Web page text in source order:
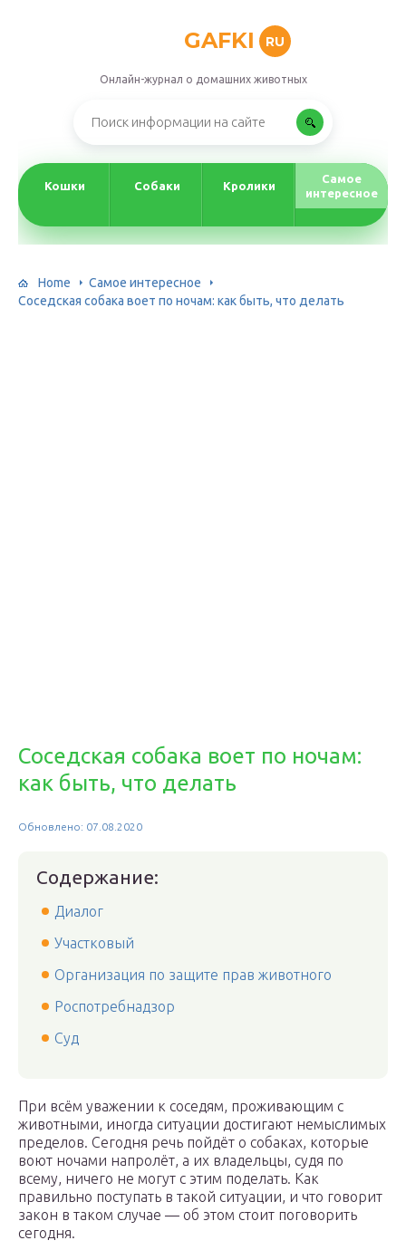
GAFKI RU
Онлайн-журнал о домашних животных
Кошки Собаки Кролики
Самое
интересное
Home
Самое интересное
Соседская собака воет по ночам: как быть, что делать
Соседская собака воет по ночам:
как быть, что делать
Обновлено: 07.08.2020
Содержание:
Диалог
Участковый
Организация по защите прав животного
Роспотребнадзор
Суд
При всём уважении к соседям, проживающим с
животными, иногда ситуации достигают немыслимых
пределов. Сегодня речь пойдёт о собаках, которые
воют ночами напролёт, а их владельцы, судя по
всему, ничего не могут с этим поделать. Как
правильно поступать в такой ситуации, и что говорит
закон в таком случае — об этом стоит поговорить
сегодня.